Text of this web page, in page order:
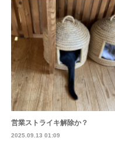
営業ストライキ解除か？
2025.09.13 01:09